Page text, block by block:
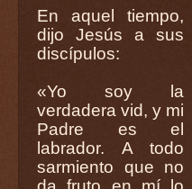
En aquel tiempo,
dijo Jesús a sus
discípulos:
«Yo soy la
verdadera vid, y mi
Padre es el
labrador. A todo
sarmiento que no